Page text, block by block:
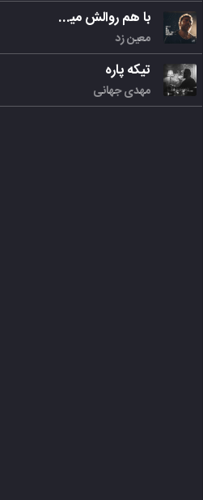
با هم روالش میکنیم
معین زد
تیکه پاره
مهدی جهانی